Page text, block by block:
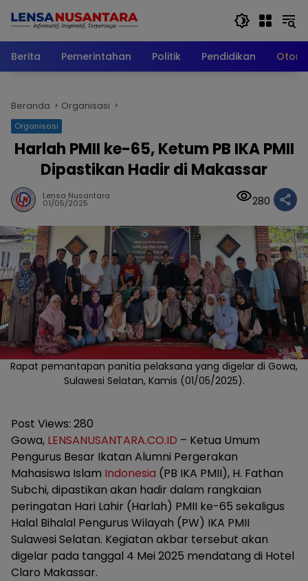
Berita
Pemerintahan Politik Pendidikan
Beranda Organisasi
Organisasi
Harlah PMII ke-65, Ketum PB IKA PMII
Dipastikan Hadir di Makassar
Lensa Nusantara
01/05/2025 280
Rapat pemantapan panitia pelaksana yang digelar di Gowa,
Sulawesi Selatan, Kamis (01/05/2025).
Post Views: 280
Gowa, LENSANUSANTARA.CO.ID – Ketua Umum
Pengurus Besar Ikatan Alumni Pergerakan
Mahasiswa Islam Indonesia (PB IKA PMII), H. Fathan
Subchi, dipastikan akan hadir dalam rangkaian
peringatan Hari Lahir (Harlah) PMII ke-65 sekaligus
Halal Bihalal Pengurus Wilayah (PW) IKA PMII
Sulawesi Selatan. Kegiatan akbar tersebut akan
digelar pada tanggal 4 Mei 2025 mendatang di Hotel
Claro Makassar.